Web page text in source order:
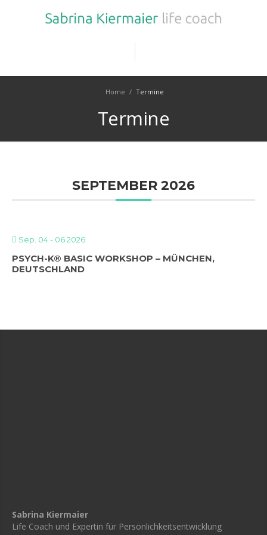
Home / Termine
Termine
SEPTEMBER 2026
Sep. 04 - 06 2026
PSYCH-K® BASIC WORKSHOP – MÜNCHEN,
DEUTSCHLAND
Sabrina Kiermaier
Life Coach und Expertin für Persönlichkeitsentwicklung